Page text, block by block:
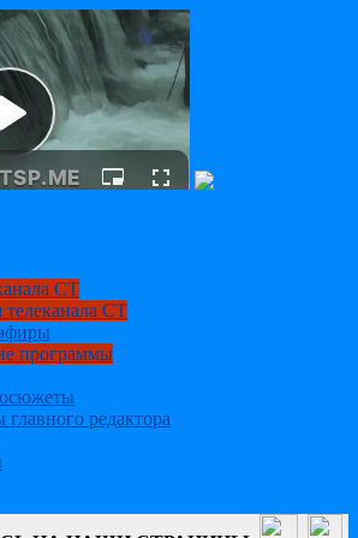
СТ
телеканала СТ
программы
главного редактора